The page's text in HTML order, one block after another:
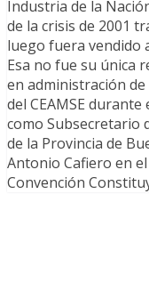
Industria de la
de la crisis de 2001
luego fuera vendido
Esa no fue su única
en administración
del CEAMSE
como Subsecretario
de la Provincia de
Antonio Cafiero en
Convención